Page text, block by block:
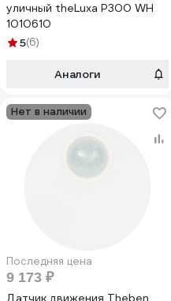
уличный theLuxa P300 WH
1010610
5(6)
Аналоги
Нет в наличии
Последняя цена
9 173 ₽
Датчик движения Theben